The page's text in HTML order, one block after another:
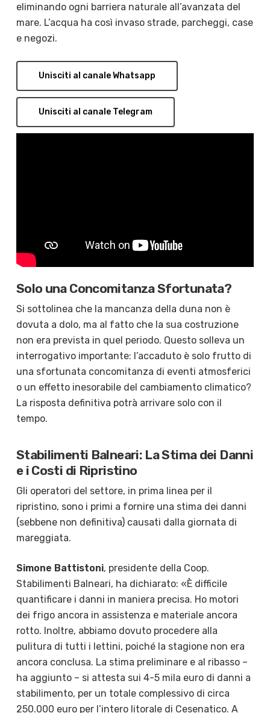
eliminando ogni barriera naturale all’avanzata del
mare. L’acqua ha così invaso strade, parcheggi, case
e negozi.
Unisciti al canale Whatsapp
Unisciti al canale Telegram
Solo una Concomitanza Sfortunata?
Si sottolinea che la mancanza della duna non è
dovuta a dolo, ma al fatto che la sua costruzione
non era prevista in quel periodo. Questo solleva un
interrogativo importante: l’accaduto è solo frutto di
una sfortunata concomitanza di eventi atmosferici
o un effetto inesorabile del cambiamento climatico?
La risposta definitiva potrà arrivare solo con il
tempo.
Stabilimenti Balneari: La Stima dei Danni
e i Costi di Ripristino
Gli operatori del settore, in prima linea per il
ripristino, sono i primi a fornire una stima dei danni
(sebbene non definitiva) causati dalla giornata di
mareggiata.
Simone Battistoni, presidente della Coop.
Stabilimenti Balneari, ha dichiarato: «È difficile
quantificare i danni in maniera precisa. Ho motori
dei frigo ancora in assistenza e materiale ancora
rotto. Inoltre, abbiamo dovuto procedere alla
pulitura di tutti i lettini, poiché la stagione non era
ancora conclusa. La stima preliminare e al ribasso –
ha aggiunto – si attesta sui 4-5 mila euro di danni a
stabilimento, per un totale complessivo di circa
250.000 euro per l’intero litorale di Cesenatico. A